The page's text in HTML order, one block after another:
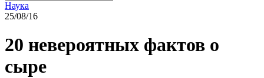
Наука
25/08/16
20 невероятных фактов о
сыре